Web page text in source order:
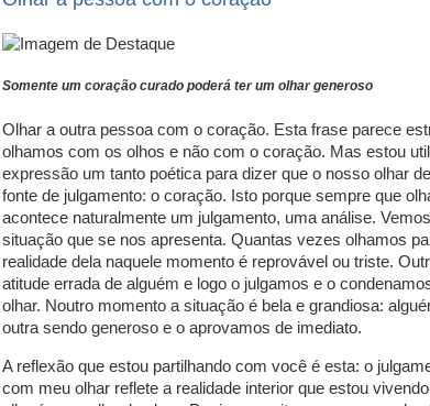
Somente um coração curado poderá ter um olhar generoso
Olhar a outra pessoa com o coração. Esta frase parece
olhamos com os olhos e não com o coração. Mas estou
expressão um tanto poética para dizer que o nosso olhar
fonte de julgamento: o coração. Isto porque sempre que
acontece naturalmente um julgamento, uma análise.
situação que se nos apresenta. Quantas vezes olhamos
realidade dela naquele momento é reprovável ou triste.
atitude errada de alguém e logo o julgamos e o
olhar. Noutro momento a situação é bela e grandiosa:
outra sendo generoso e o aprovamos de imediato.
A reflexão que estou partilhando com você é esta: o
com meu olhar reflete a realidade interior que estou